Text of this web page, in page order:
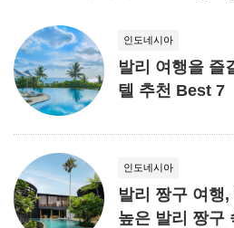
인도네시아
발리 여행을 즐
텔 추천 Best 7
인도네시아
발리 짱구 여행
높은 발리 짱구